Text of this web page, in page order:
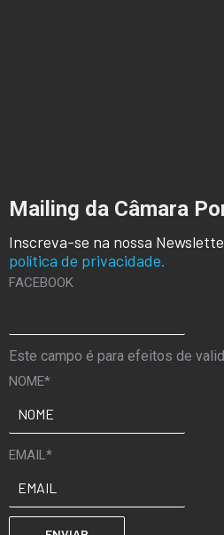
Mailing da Câmara
Inscreva-se na nossa
política de privacidade.
FACEBOOK
Este campo é para efeitos de
NOME*
EMAIL*